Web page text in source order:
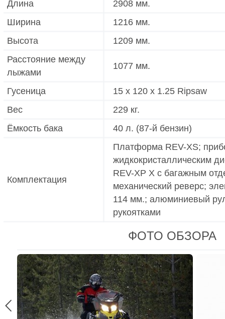
Длина
2908 мм.
Ширина
1216 мм.
Высота
1209 мм.
Расстояние между
лыжами
1077 мм.
Гусеница
15 x 120 x 1.25 Ripsaw
Вес
229 кг.
Ёмкость бака
40 л. (87-й бензин)
Комплектация
Платформа REV-XS;
жидкокристаллическим
REV-XP X с багажным
механический реверс;
114 мм.; алюминиевый
рукоятками
ФОТО ОБЗОРА
